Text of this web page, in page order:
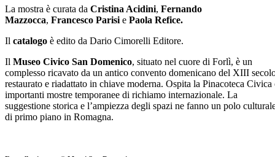
La mostra è curata da Cristina Acidini, Fernando
Mazzocca, Francesco Parisi e Paola Refice.
Il catalogo è edito da Dario Cimorelli Editore.
Il Museo Civico San Domenico, situato nel cuore di Forlì, è un
complesso ricavato da un antico convento domenicano del XIII
restaurato e riadattato in chiave moderna. Ospita la Pinacoteca Civica
importanti mostre temporanee di richiamo internazionale. La
suggestione storica e l’ampiezza degli spazi ne fanno un polo
di primo piano in Romagna.